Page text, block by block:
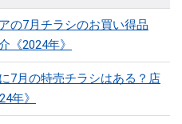
の7月チラシのお買い得品
《2024年》
7月の特売チラシはある？店
年》